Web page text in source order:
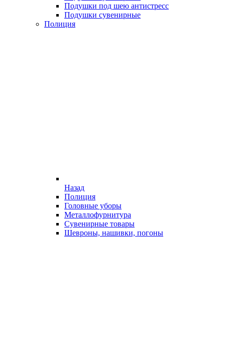
Подушки под шею антистресс
Подушки сувенирные
Полиция
Назад
Полиция
Головные уборы
Металлофурнитура
Сувенирные товары
Шевроны, нашивки, погоны